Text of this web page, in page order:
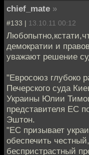
chief_mate »
#133 | 13.10.11 00:12
демократии и
уважают решение
"Евросоюз глубоко
Печерского суда
Украины Юлии
представителя ЕС
Эштон.
"ЕС призывает
обеспечить
беспристрастный